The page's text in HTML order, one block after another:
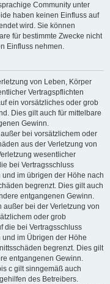
Community unter
haben keinen Einfluss auf
wird. Sie können
für bestimmte Zwecke nicht
Einfluss nehmen.
von Leben, Körper
Vertragspflichten
ein vorsätzliches oder grob
Dies gilt auch für mittelbare
Gewinn.
bei vorsätzlichem oder
aus der Verletzung von
wesentlicher
bei Vertragsschluss
im übrigen der Höhe nach
begrenzt. Dies gilt auch
entgangenen Gewinn.
bei der Verletzung von
oder grob
die bei Vertragsschluss
im Übrigen der Höhe
begrenzt. Dies gilt
entgangenen Gewinn.
c gilt sinngemäß auch
des Betreibers.